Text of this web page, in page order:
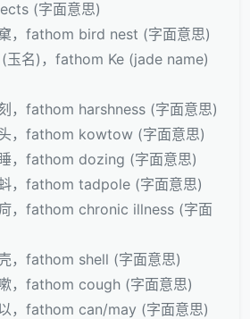
(字面意思)
，fathom bird nest (字面意思)
玉名)，fathom Ke (jade name)
，fathom harshness (字面意思)
，fathom kowtow (字面意思)
，fathom dozing (字面意思)
，fathom tadpole (字面意思)
，fathom chronic illness (字面
，fathom shell (字面意思)
，fathom cough (字面意思)
，fathom can/may (字面意思)